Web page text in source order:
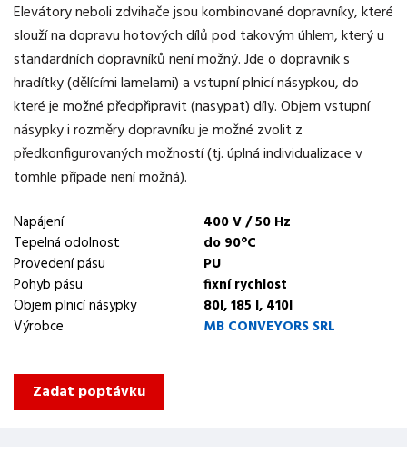
Elevátory neboli zdvihače jsou kombinované dopravníky, které
slouží na dopravu hotových dílů pod takovým úhlem, který u
standardních dopravníků není možný. Jde o dopravník s
hradítky (dělícími lamelami) a vstupní plnicí násypkou, do
které je možné předpřipravit (nasypat) díly. Objem vstupní
násypky i rozměry dopravníku je možné zvolit z
předkonfigurovaných možností (tj. úplná individualizace v
tomhle případe není možná).
Napájení
400 V / 50 Hz
Tepelná odolnost
do 90°C
Provedení pásu
PU
Pohyb pásu
fixní rychlost
Objem plnicí násypky
80l, 185 l, 410l
Výrobce
MB CONVEYORS SRL
Zadat poptávku